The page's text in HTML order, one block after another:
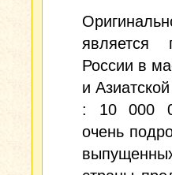
является
России в
и
: 10 000
очень